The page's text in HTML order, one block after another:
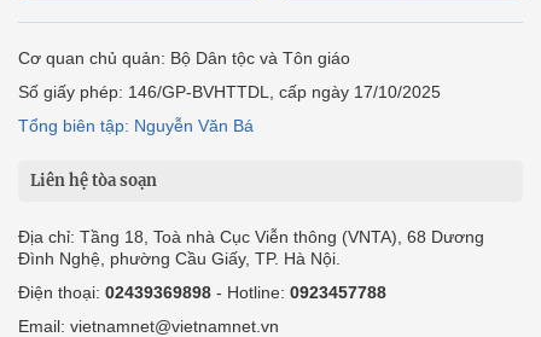
Cơ quan chủ quản: Bộ Dân tộc và Tôn giáo
Số giấy phép: 146/GP-BVHTTDL, cấp ngày 17/10/2025
Tổng biên tập: Nguyễn Văn Bá
Liên hệ tòa soạn
Địa chỉ: Tầng 18, Toà nhà Cục Viễn thông (VNTA), 68 Dương
Đình Nghệ, phường Cầu Giấy, TP. Hà Nội.
Điện thoại: 02439369898 - Hotline: 0923457788
Email: vietnamnet@vietnamnet.vn